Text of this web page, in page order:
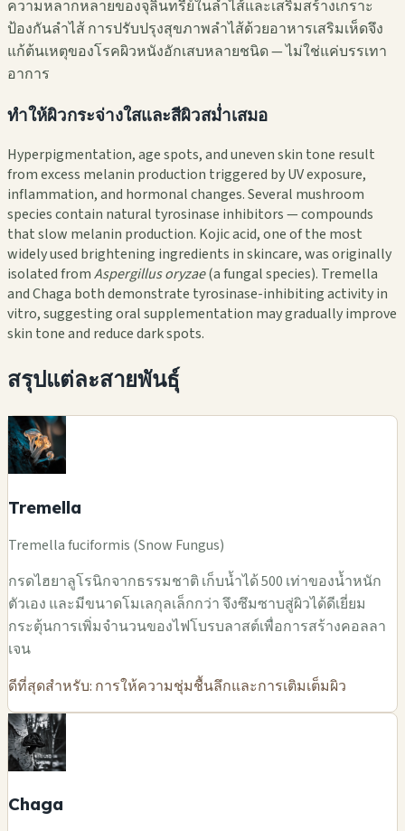
ความหลากหลายของจุลินทรีย์ในลำไส้และเสริมสร้างเกราะ
ป้องกันลำไส้ การปรับปรุงสุขภาพลำไส้ด้วยอาหารเสริมเห็ดจึง
แก้ต้นเหตุของโรคผิวหนังอักเสบหลายชนิด — ไม่ใช่แค่บรรเทา
อาการ
ทำให้ผิวกระจ่างใสและสีผิวสม่ำเสมอ
Hyperpigmentation, age spots, and uneven skin tone result
from excess melanin production triggered by UV exposure,
inflammation, and hormonal changes. Several mushroom
species contain natural tyrosinase inhibitors — compounds
that slow melanin production. Kojic acid, one of the most
widely used brightening ingredients in skincare, was originally
isolated fromAspergillus oryzae(a fungal species). Tremella
and Chaga both demonstrate tyrosinase-inhibiting activity in
vitro, suggesting oral supplementation may gradually improve
skin tone and reduce dark spots.
สรุปแต่ละสายพันธุ์
Tremella
Tremella fuciformis (Snow Fungus)
กรดไฮยาลูโรนิกจากธรรมชาติ เก็บน้ำได้ 500 เท่าของน้ำหนัก
ตัวเอง และมีขนาดโมเลกุลเล็กกว่า จึงซึมซาบสู่ผิวได้ดีเยี่ยม
กระตุ้นการเพิ่มจำนวนของไฟโบรบลาสต์เพื่อการสร้างคอลลา
เจน
ดีที่สุดสำหรับ: การให้ความชุ่มชื้นลึกและการเติมเต็มผิว
Chaga